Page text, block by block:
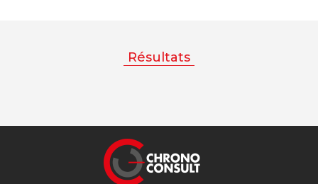
Résultats